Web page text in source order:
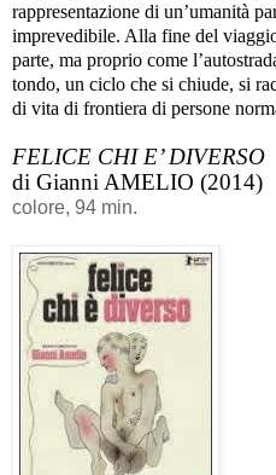
rappresentazione di un’umanità
imprevedibile. Alla fine del
parte, ma proprio come
tondo, un ciclo che si chiude, si
di vita di frontiera di persone
FELICE CHI E’ DIVERSO
di Gianni AMELIO (2014)
colore, 94 min.